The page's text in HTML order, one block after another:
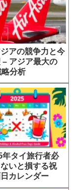
アの競争力と今
– アジア最大の
分析
タイ旅行者必
いと損する祝
カレンダー